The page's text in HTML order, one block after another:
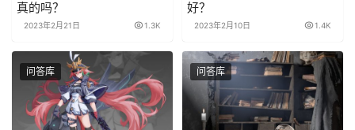
真的吗？
2023年2月21日 1.3K
好？
2023年2月10日 1.4K
问答库 问答库